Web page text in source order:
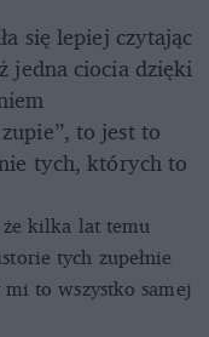
się lepiej czytając
jedna ciocia dzięki
to jest to
tych, których to
kilka lat temu
tych zupełnie
to wszystko samej